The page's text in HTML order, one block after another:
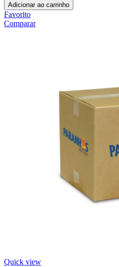
Adicionar ao carrinho
Favorito
Comparar
Quick view